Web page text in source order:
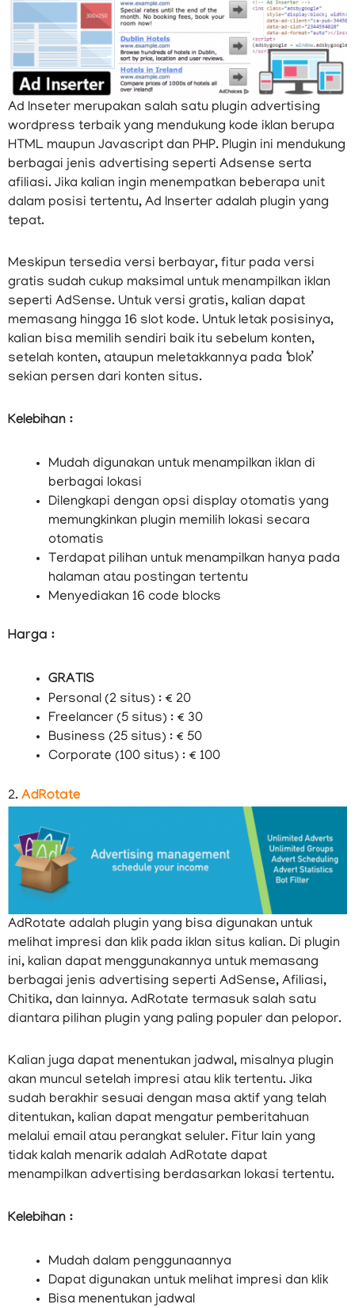
Ad Inseter merupakan salah satu plugin advertising
wordpress terbaik yang mendukung kode iklan berupa
HTML maupun Javascript dan PHP. Plugin ini mendukung
berbagai jenis advertising seperti Adsense serta
afiliasi. Jika kalian ingin menempatkan beberapa unit
dalam posisi tertentu, Ad Inserter adalah plugin yang
tepat.
Meskipun tersedia versi berbayar, fitur pada versi
gratis sudah cukup maksimal untuk menampilkan iklan
seperti AdSense. Untuk versi gratis, kalian dapat
memasang hingga 16 slot kode. Untuk letak posisinya,
kalian bisa memilih sendiri baik itu sebelum konten,
setelah konten, ataupun meletakkannya pada ‘blok’
sekian persen dari konten situs.
Kelebihan :
Mudah digunakan untuk menampilkan iklan di
berbagai lokasi
Dilengkapi dengan opsi display otomatis yang
memungkinkan plugin memilih lokasi secara
otomatis
Terdapat pilihan untuk menampilkan hanya pada
halaman atau postingan tertentu
Menyediakan 16 code blocks
Harga :
GRATIS
Personal (2 situs) : € 20
Freelancer (5 situs) : € 30
Business (25 situs) : € 50
Corporate (100 situs) : € 100
2. AdRotate
AdRotate adalah plugin yang bisa digunakan untuk
melihat impresi dan klik pada iklan situs kalian. Di plugin
ini, kalian dapat menggunakannya untuk memasang
berbagai jenis advertising seperti AdSense, Afiliasi,
Chitika, dan lainnya. AdRotate termasuk salah satu
diantara pilihan plugin yang paling populer dan pelopor.
Kalian juga dapat menentukan jadwal, misalnya plugin
akan muncul setelah impresi atau klik tertentu. Jika
sudah berakhir sesuai dengan masa aktif yang telah
ditentukan, kalian dapat mengatur pemberitahuan
melalui email atau perangkat seluler. Fitur lain yang
tidak kalah menarik adalah AdRotate dapat
menampilkan advertising berdasarkan lokasi tertentu.
Kelebihan :
Mudah dalam penggunaannya
Dapat digunakan untuk melihat impresi dan klik
Bisa menentukan jadwal